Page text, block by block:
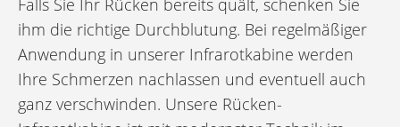
ihm die richtige Durchblutung. Bei regel­mäßiger
Anwendung in unserer Infrarot­kabine werden
Ihre Schmerzen nachlassen und eventuell auch
ganz verschwinden. Unsere Rücken-